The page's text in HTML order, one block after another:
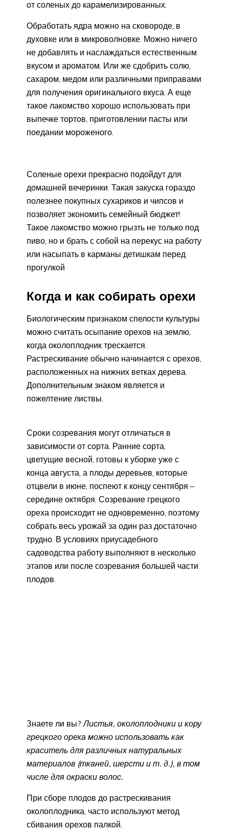
от соленых до карамелизированных.
Обработать ядра можно на сковороде, в
духовке или в микроволновке. Можно ничего
не добавлять и наслаждаться естественным
вкусом и ароматом. Или же сдобрить солю,
сахаром, медом или различными приправами
для получения оригинального вкуса. А еще
такое лакомство хорошо использовать при
выпечке тортов, приготовлении пасты или
поедании мороженого.
Соленые орехи прекрасно подойдут для
домашней вечеринки. Такая закуска гораздо
полезнее покупных сухариков и чипсов и
позволяет экономить семейный бюджет!
Такое лакомство можно грызть не только под
пиво, но и брать с собой на перекус на работу
или насыпать в карманы детишкам перед
прогулкой
Когда и как собирать орехи
Биологическим признаком спелости культуры
можно считать осыпание орехов на землю,
когда околоплодник трескается.
Растрескивание обычно начинается с орехов,
расположенных на нижних ветках дерева.
Дополнительным знаком является и
пожелтение листвы.
Сроки созревания могут отличаться в
зависимости от сорта. Ранние сорта,
цветущие весной, готовы к уборке уже с
конца августа, а плоды деревьев, которые
отцвели в июне, поспеют к концу сентября –
середине октября. Созревание грецкого
ореха происходит не одновременно, поэтому
собрать весь урожай за один раз достаточно
трудно. В условиях приусадебного
садоводства работу выполняют в несколько
этапов или после созревания большей части
плодов.
Знаете ли вы?Листья, околоплодники и кору
грецкого ореха можно использовать как
краситель для различных натуральных
материалов (тканей, шерсти и т. д.), в том
числе для окраски волос.
При сборе плодов до растрескивания
околоплодника, часто используют метод
сбивания орехов палкой.